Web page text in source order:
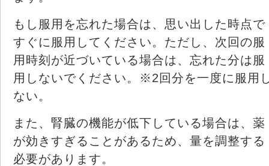
もし服用を忘れた場合は、思い出した時点で
すぐに服用してください。ただし、次回の服
用時刻が近づいている場合は、忘れた分は服
用しないでください。※2回分を一度に服用
ない。
また、腎臓の機能が低下している場合は、薬
が効きすぎることがあるため、量を調整する
必要があります。